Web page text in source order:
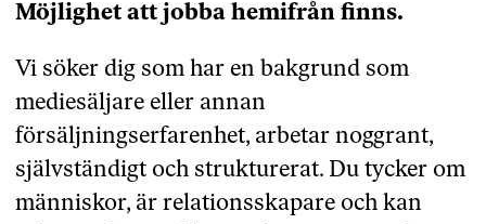
Möjlighet att jobba hemifrån finns.
Vi söker dig som har en bakgrund som
mediesäljare eller annan
försäljningserfarenhet, arbetar noggrant,
självständigt och strukturerat. Du tycker om
människor, är relationsskapare och kan